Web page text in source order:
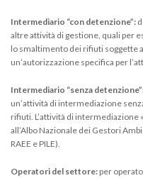
Intermediario “con detenzione”:
altre attività di gestione, quali per
lo smaltimento dei rifiuti soggette
un’autorizzazione specifica per
Intermediario “senza
un’attività di intermediazione
rifiuti. L’attività di intermediazione
all’Albo Nazionale dei Gestori
RAEE e PILE).
Operatori del settore: per